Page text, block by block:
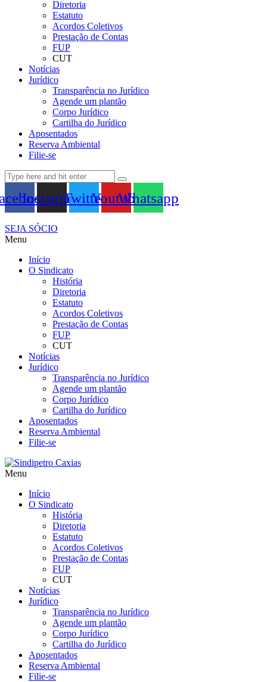
Diretoria
Estatuto
Acordos Coletivos
Prestação de Contas
FUP
CUT
Notícias
Jurídico
Transparência no Jurídico
Agende um plantão
Corpo Jurídico
Cartilha do Jurídico
Aposentados
Reserva Ambiental
Filie-se
InstagramTwitterYoutubeWhatsapp
SEJA SÓCIO
Menu
Início
O Sindicato
História
Diretoria
Estatuto
Acordos Coletivos
Prestação de Contas
FUP
CUT
Notícias
Jurídico
Transparência no Jurídico
Agende um plantão
Corpo Jurídico
Cartilha do Jurídico
Aposentados
Reserva Ambiental
Filie-se
Menu
Início
O Sindicato
História
Diretoria
Estatuto
Acordos Coletivos
Prestação de Contas
FUP
CUT
Notícias
Jurídico
Transparência no Jurídico
Agende um plantão
Corpo Jurídico
Cartilha do Jurídico
Aposentados
Reserva Ambiental
Filie-se